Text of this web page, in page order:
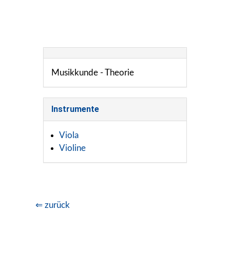
Musikkunde - Theorie
Instrumente
Viola
Violine
⇐ zurück